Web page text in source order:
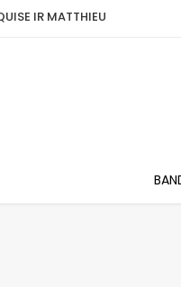
IR MATTHIEU